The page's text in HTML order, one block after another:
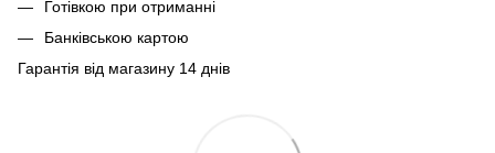
Готівкою при отриманні
Банківською картою
Гарантія від магазину 14 днів